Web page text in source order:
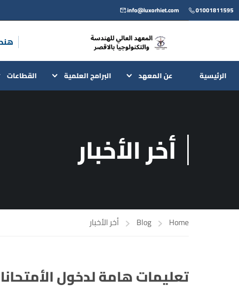
01001811595
info@luxorhiet.com
الرئيسية عن المعهد البرامج العلمية القطاعات
أخر الأخبار
Home
Blog أخر الأخبار
تعليمات هامة لدخول